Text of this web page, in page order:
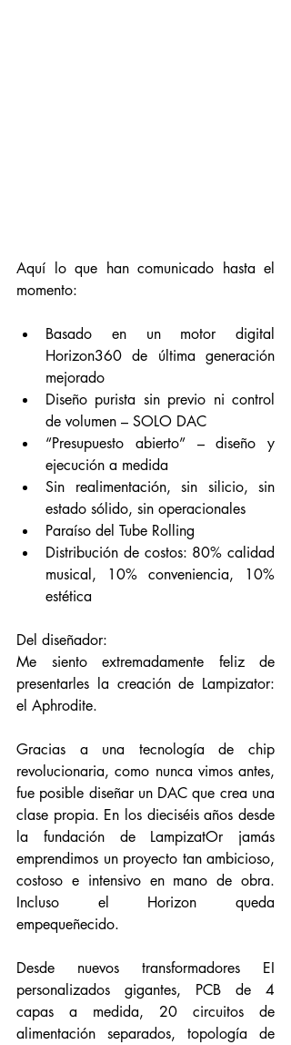
Aquí lo que han comunicado hasta el
momento:
Basado en un motor digital
Horizon360 de última generación
mejorado
Diseño purista sin previo ni control
de volumen – SOLO DAC
“Presupuesto abierto” – diseño y
ejecución a medida
Sin realimentación, sin silicio, sin
estado sólido, sin operacionales
Paraíso del Tube Rolling
Distribución de costos: 80% calidad
musical, 10% conveniencia, 10%
estética
Del diseñador:
Me siento extremadamente feliz de
presentarles la creación de Lampizator:
el Aphrodite.
Gracias a una tecnología de chip
revolucionaria, como nunca vimos antes,
fue posible diseñar un DAC que crea una
clase propia. En los dieciséis años desde
la fundación de LampizatOr jamás
emprendimos un proyecto tan ambicioso,
costoso e intensivo en mano de obra.
Incluso el Horizon queda
empequeñecido.
Desde nuevos transformadores EI
personalizados gigantes, PCB de 4
capas a medida, 20 circuitos de
alimentación separados, topología de